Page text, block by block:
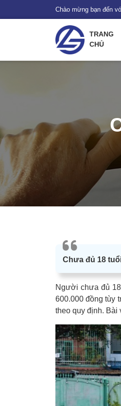
Chào mừng bạn đến
TRANG
CHỦ
Chưa đủ 18
Người chưa đủ
600.000 đồng tùy
theo quy định. Bài